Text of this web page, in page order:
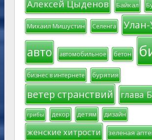
Алексей Цыденов Байкал
Михаил Мишустин Селенга
авто автомобильное бетон
бизнес в интернете бурятия
ветер странствий глава
грибы декор детям дизайн
женские хитрости зеленая